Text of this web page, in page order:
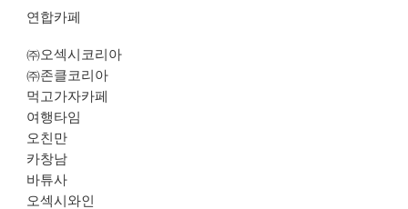
연합카페
㈜오섹시코리아
㈜존클코리아
먹고가자카페
여행타임
오친만
카창남
바튜사
오섹시와인